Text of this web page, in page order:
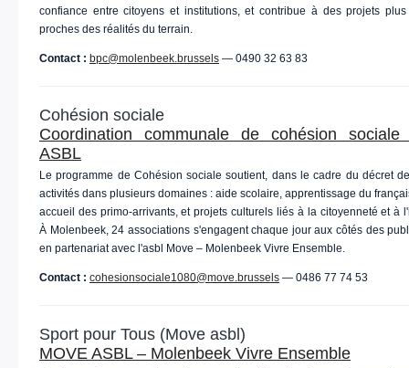
confiance entre citoyens et institutions, et contribue à des projets
proches des réalités du terrain.
Contact : bpc@molenbeek.brussels — 0490 32 63 83
Cohésion sociale
Coordination communale de cohésion
ASBL
Le programme de Cohésion sociale soutient, dans le cadre du décret
activités dans plusieurs domaines : aide scolaire, apprentissage du
accueil des primo-arrivants, et projets culturels liés à la citoyenneté et à
À Molenbeek, 24 associations s'engagent chaque jour aux côtés des
en partenariat avec l'asbl Move – Molenbeek Vivre Ensemble.
Contact : cohesionsociale1080@move.brussels — 0486 77 74 53
Sport pour Tous (Move asbl)
MOVE ASBL – Molenbeek Vivre Ensemble